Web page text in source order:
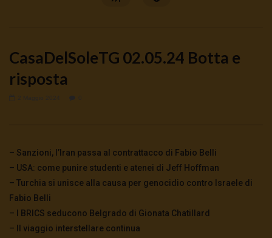
0
67 0 0
0
310
CasaDelSoleTG 02.05.24 Botta e
risposta
– Sanzioni, l’Iran passa al contrattacco di Fabio Belli
– USA: come punire studenti e atenei di Jeff Hoffman
– Turchia si unisce alla causa per genocidio contro Israele di
Fabio Belli
– I BRICS seducono Belgrado di Gionata Chatillard
– Il viaggio interstellare continua